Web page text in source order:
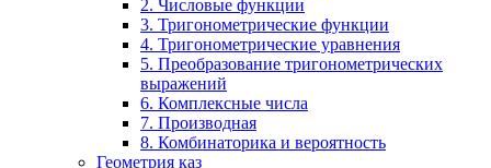
2. Числовые функции
3. Тригонометрические функции
4. Тригонометрические уравнения
5. Преобразование тригонометрических
выражений
6. Комплексные числа
7. Производная
8. Комбинаторика и вероятность
Геометрия каз